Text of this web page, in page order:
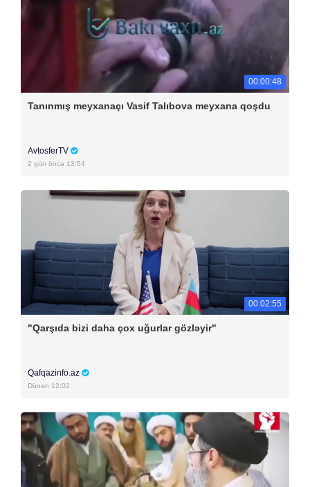
00:00:48
Tanınmış meyxanaçı Vasif Talıbova meyxana qoşdu
AvtosferTV
2 gün öncə 13:54
00:02:55
"Qarşıda bizi daha çox uğurlar gözləyir"
Qafqazinfo.az
Dünən 12:02